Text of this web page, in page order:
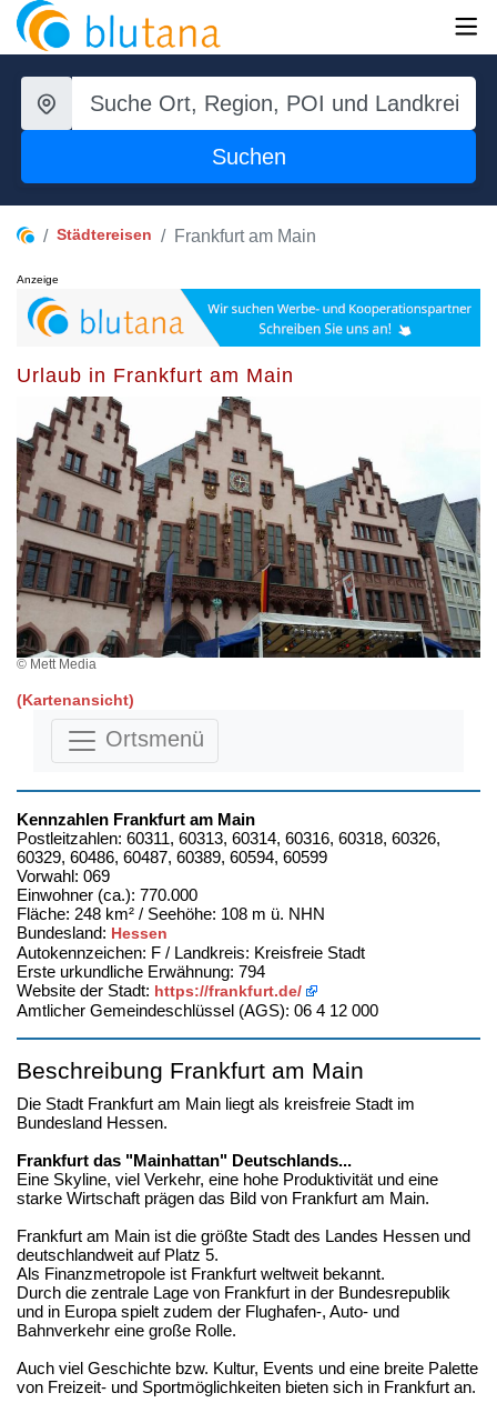
Suchen
Städtereisen Frankfurt am Main
Anzeige
Urlaub in Frankfurt am Main
© Mett Media
(Kartenansicht)
Ortsmenü
Kennzahlen Frankfurt am Main
Postleitzahlen: 60311, 60313, 60314, 60316, 60318, 60326,
60329, 60486, 60487, 60389, 60594, 60599
Vorwahl: 069
Einwohner (ca.): 770.000
Fläche: 248 km² / Seehöhe: 108 m ü. NHN
Bundesland: Hessen
Autokennzeichen: F / Landkreis: Kreisfreie Stadt
Erste urkundliche Erwähnung: 794
Website der Stadt: https://frankfurt.de/
Amtlicher Gemeindeschlüssel (AGS): 06 4 12 000
Beschreibung Frankfurt am Main
Die Stadt Frankfurt am Main liegt als kreisfreie Stadt im
Bundesland Hessen.
Frankfurt das "Mainhattan" Deutschlands...
Eine Skyline, viel Verkehr, eine hohe Produktivität und eine
starke Wirtschaft prägen das Bild von Frankfurt am Main.
Frankfurt am Main ist die größte Stadt des Landes Hessen und
deutschlandweit auf Platz 5.
Als Finanzmetropole ist Frankfurt weltweit bekannt.
Durch die zentrale Lage von Frankfurt in der Bundesrepublik
und in Europa spielt zudem der Flughafen-, Auto- und
Bahnverkehr eine große Rolle.
Auch viel Geschichte bzw. Kultur, Events und eine breite Palette
von Freizeit- und Sportmöglichkeiten bieten sich in Frankfurt an.